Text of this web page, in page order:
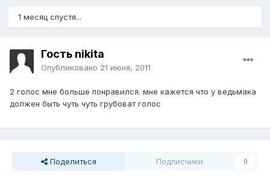
1 месяц спустя...
Гость nikita
Опубликовано 21 июня, 2011
2 голос мне больше понравился. мне кажется что у ведьмака
должен быть чуть чуть грубоват голос
Поделиться Подписчики 0